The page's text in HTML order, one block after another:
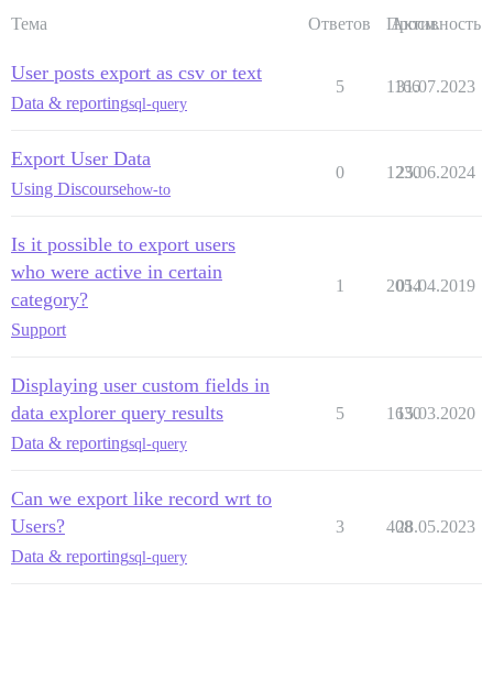
Тема Ответов Просм.
Активность
User posts export as csv or text
Data & reportingsql-query
5 1166
31.07.2023
Export User Data
Using Discoursehow-to
0 1230
25.06.2024
Is it possible to export users
who were active in certain
category?
Support
1 2054
01.04.2019
Displaying user custom fields in
data explorer query results
Data & reportingsql-query
5 1630
15.03.2020
Can we export like record wrt to
Users?
Data & reportingsql-query
3 408
28.05.2023